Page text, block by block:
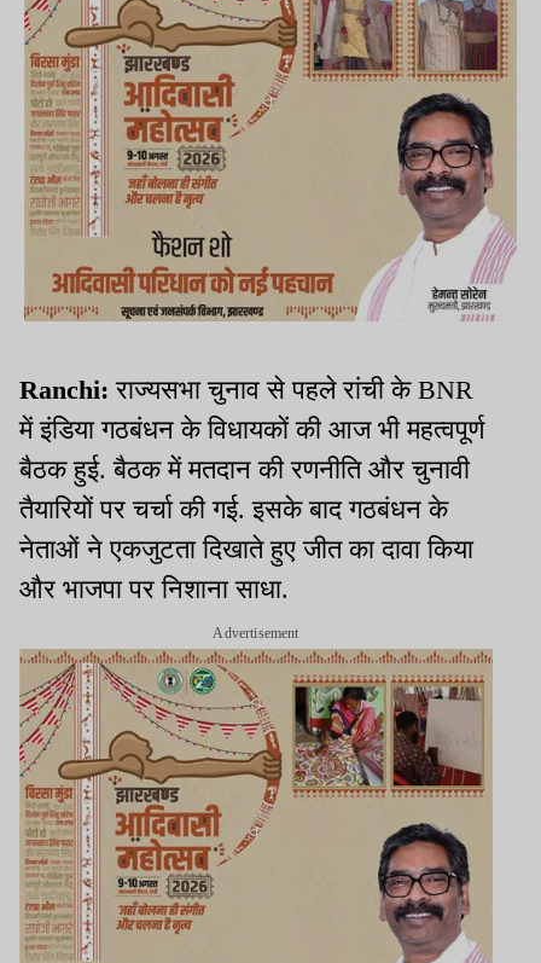
Ranchi:राज्यसभा चुनाव से पहले रांची के BNR
में इंडिया गठबंधन के विधायकों की आज भी महत्वपूर्ण
बैठक हुई. बैठक में मतदान की रणनीति और चुनावी
तैयारियों पर चर्चा की गई. इसके बाद गठबंधन के
नेताओं ने एकजुटता दिखाते हुए जीत का दावा किया
और भाजपा पर निशाना साधा.
Advertisement